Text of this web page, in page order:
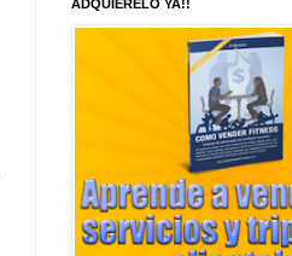
ADQUIERELO YA!!